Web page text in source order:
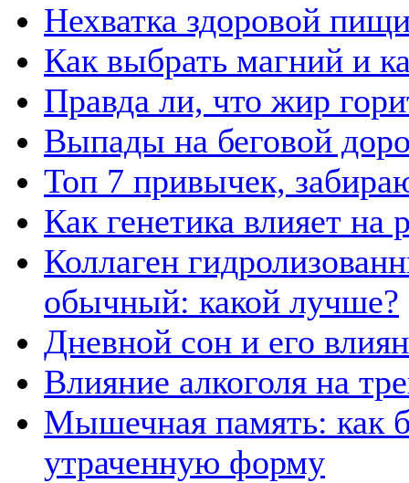
Нехватка здоровой
Как выбрать магний и
Правда ли, что жир
Выпады на беговой
Топ 7 привычек,
Как генетика влияет
Коллаген
обычный: какой лучше?
Дневной сон и его
Влияние алкоголя на
Мышечная память: как
утраченную форму